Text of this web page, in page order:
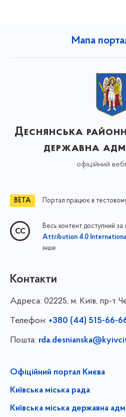
Мапа
Деснянська
державна
офіційний
Портал працює в
Весь контент доступний за
Attribution 4.0
інше
Контакти
Адреса: 02225, м. Київ, пр-т
Телефон: +380 (44) 515-66-
Пошта:
Офіційний портал Києва
Київська міська рада
Київська міська державна